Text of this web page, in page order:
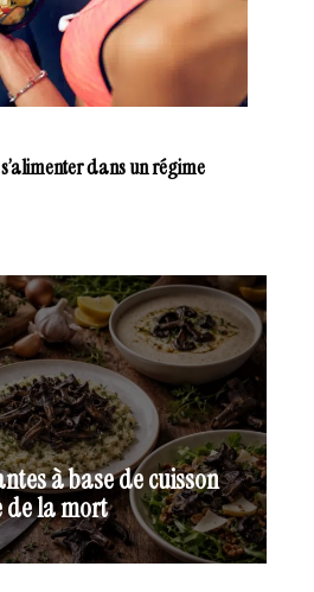
dans un régime
à base de cuisson
de la mort